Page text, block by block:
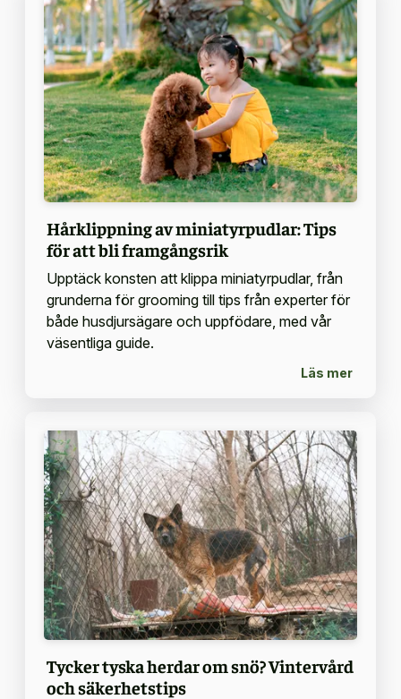
Hårklippning av miniatyrpudlar: Tips
för att bli framgångsrik
Upptäck konsten att klippa miniatyrpudlar, från
grunderna för grooming till tips från experter för
både husdjursägare och uppfödare, med vår
väsentliga guide.
Läs mer
Tycker tyska herdar om snö? Vintervård
och säkerhetstips